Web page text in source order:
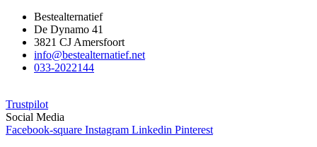
Bestealternatief
De Dynamo 41
3821 CJ Amersfoort
info@bestealternatief.net
033-2022144
Trustpilot
Social Media
Facebook-square Instagram Linkedin Pinterest